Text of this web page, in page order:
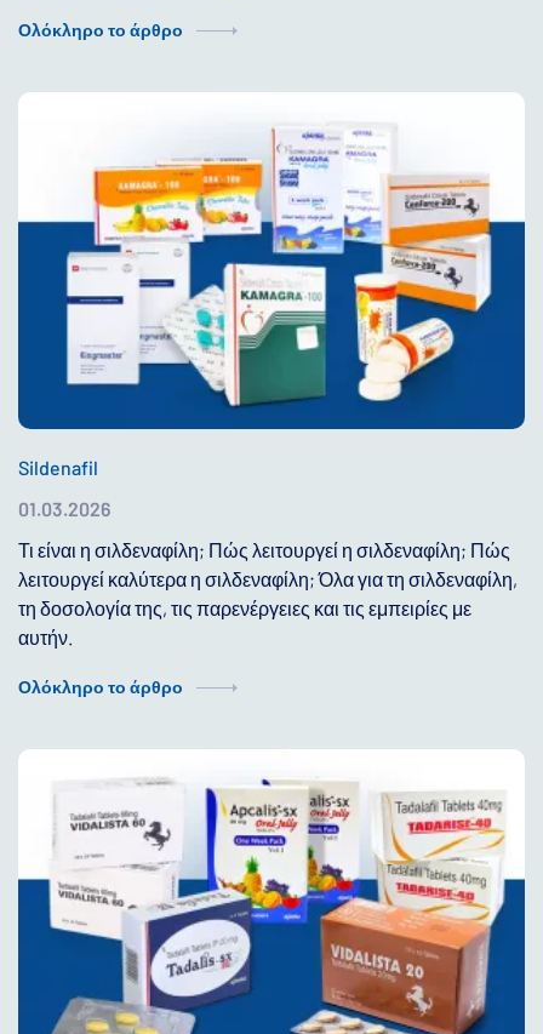
Ολόκληρο το άρθρο
Sildenafil
01.03.2026
Τι είναι η σιλδεναφίλη; Πώς λειτουργεί η σιλδεναφίλη; Πώς
λειτουργεί καλύτερα η σιλδεναφίλη; Όλα για τη σιλδεναφίλη,
τη δοσολογία της, τις παρενέργειες και τις εμπειρίες με
αυτήν.
Ολόκληρο το άρθρο